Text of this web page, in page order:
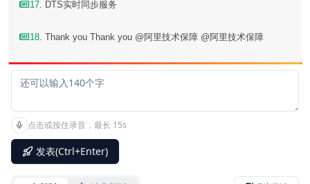
17. DTS实时同步服务
18. Thank you Thank you @阿里技术保障 @阿里技术保障